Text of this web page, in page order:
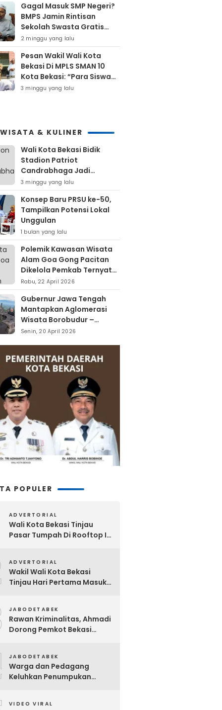
Gagal Masuk SMP Negeri?
BMPS Jamin Rintisan
Sekolah Swasta Gratis
Untuk Masyarakat Kota
Bekasi
2 minggu yang lalu
Pesan Wakil Wali Kota
Bekasi Di MPLS SMAN 10
Kota Bekasi: “Para Siswa
Hindari Perilaku Yang
3 minggu yang lalu
& KULINER
Wali Kota Bekasi Bidik
Stadion Patriot
Candrabhaga Jadi
Kawasan Sport City Dan
Sport Tourism
3 minggu yang lalu
Konsep Baru PRSU ke-50,
Tampilkan Potensi Lokal
Unggulan
1 bulan yang lalu
Polemik Kawasan Wisata
Alam Goa Gong Pacitan
Dikelola Pemkab Ternyata
Berdiri Di Atas Lahan Milik
Warga
Rabu, 22 April 2026
Gubernur Jawa Tengah
Mantapkan Aglomerasi
Wisata Borobudur –
Kopeng – Rawa Pening
Senin, 20 April 2026
POPULER
ADVERTORIAL
Wali Kota Bekasi Tinjau
Pasar Tumpah Di Rooftop I
Disiapkan Bertahap
ADVERTORIAL
Wakil Wali Kota Bekasi
Tinjau Hari Pertama Masuk
Ajaran Baru 2026
JABODETABEK
Rawan Kriminalitas, Ahmadi
Dorong Pemkot Bekasi
JABODETABEK
Warga dan Pedagang
Keluhkan Penumpukan
VIDEO VIRAL